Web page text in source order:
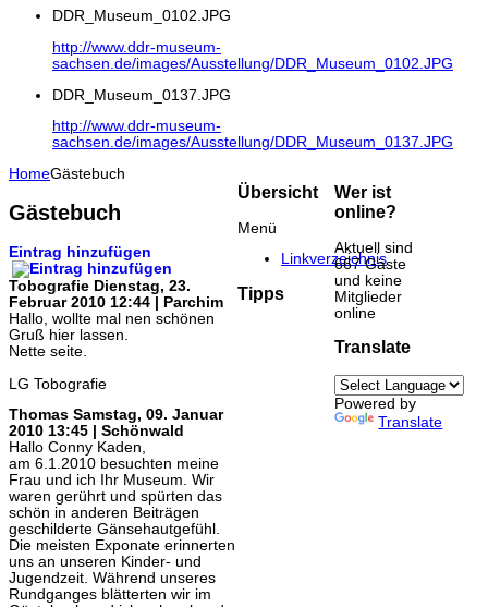
DDR_Museum_0102.JPG
http://www.ddr-museum-
sachsen.de/images/Ausstellung/DDR_Museum_0102.JPG
DDR_Museum_0137.JPG
http://www.ddr-museum-
sachsen.de/images/Ausstellung/DDR_Museum_0137.JPG
HomeGästebuch
Gästebuch
Eintrag hinzufügen
Tobografie Dienstag, 23.
Februar 2010 12:44 | Parchim
Hallo, wollte mal nen schönen
Gruß hier lassen.
Nette seite.
LG Tobografie
Thomas Samstag, 09. Januar
2010 13:45 | Schönwald
Hallo Conny Kaden,
am 6.1.2010 besuchten meine
Frau und ich Ihr Museum. Wir
waren gerührt und spürten das
schön in anderen Beiträgen
geschilderte Gänsehautgefühl.
Die meisten Exponate erinnerten
uns an unseren Kinder- und
Jugendzeit. Während unseres
Rundganges blätterten wir im
Übersicht
Menü
Linkverzeichnis
Tipps
Wer ist
online?
Aktuell sind
667 Gäste
und keine
Mitglieder
online
Translate
Powered by
Translate